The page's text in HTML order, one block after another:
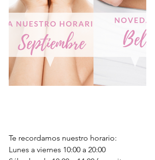
Te recordamos nuestro horario:
Lunes a viernes 10:00 a 20:00